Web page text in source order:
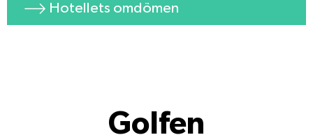
Hotellets omdömen
Golfen